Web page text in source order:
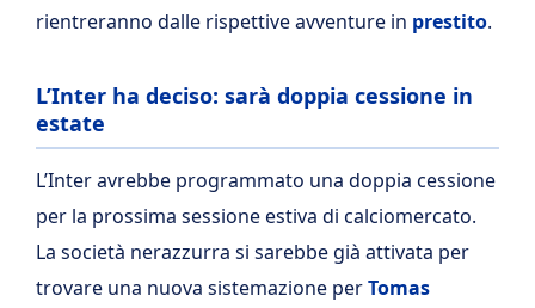
rientreranno dalle rispettive avventure in prestito.
L’Inter ha deciso: sarà doppia cessione in
estate
L’Inter avrebbe programmato una doppia cessione
per la prossima sessione estiva di calciomercato.
La società nerazzurra si sarebbe già attivata per
trovare una nuova sistemazione perTomas